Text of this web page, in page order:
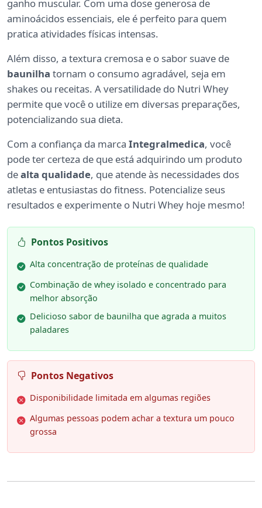
ganho muscular. Com uma dose generosa de
aminoácidos essenciais, ele é perfeito para quem
pratica atividades físicas intensas.
Além disso, a textura cremosa e o sabor suave de
baunilha tornam o consumo agradável, seja em
shakes ou receitas. A versatilidade do Nutri Whey
permite que você o utilize em diversas preparações,
potencializando sua dieta.
Com a confiança da marca Integralmedica, você
pode ter certeza de que está adquirindo um produto
dealta qualidade, que atende às necessidades dos
atletas e entusiastas do fitness. Potencialize seus
resultados e experimente o Nutri Whey hoje mesmo!
Pontos Positivos
Alta concentração de proteínas de qualidade
Combinação de whey isolado e concentrado para
melhor absorção
Delicioso sabor de baunilha que agrada a muitos
paladares
Pontos Negativos
Disponibilidade limitada em algumas regiões
Algumas pessoas podem achar a textura um pouco
grossa